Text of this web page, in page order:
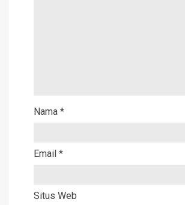
Nama *
Email *
Situs Web